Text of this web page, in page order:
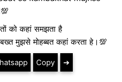
को कहां समझता है
मुझसे मोहब्बत कहां करता हे।💯
Copy ➔